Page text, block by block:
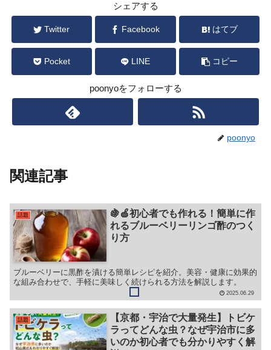
シェアする
Twitter Facebook はてブ
Pocket LINE コピー
poonyoをフォローする
poonyo
関連記事
話題
🍇🍏初心者でも作れる！簡単に作
れるブルーベリーリンゴ酢のつく
り方
ブルーベリーに黒酢を漬ける簡単レシピを紹介。美容・健康に効果的
な組み合わせで、手軽に美味しく続けられる方法を解説します。
2025.06.29
話題
【京都・宇治で大量発生】トビケ
ラってどんな虫？なぜ宇治市に多
いのか初心者でも分かりやすく解